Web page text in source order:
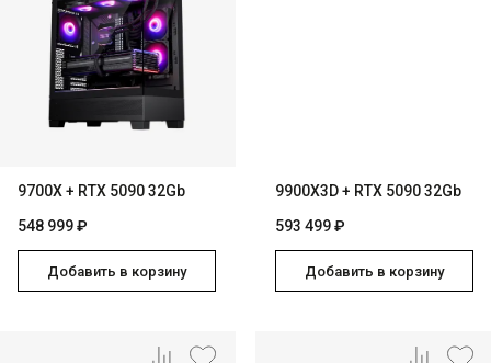
9700X + RTX 5090 32Gb
548 999 ₽
Добавить в корзину
9900X3D + RTX 5090 32Gb
593 499 ₽
Добавить в корзину